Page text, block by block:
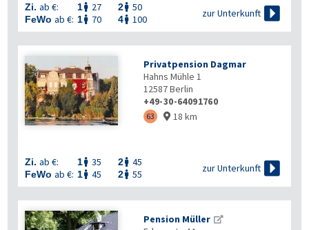
Zi. ab €: 1 27 2 50
FeWo ab €: 1 70 4 100
zur Unterkunft 
Privatpension Dagmar
Hahns Mühle 1
12587Berlin
+49-30-64091760
63  18 km
Zi. ab €: 1 35 2 45
FeWo ab €: 1 45 2 55
zur Unterkunft 
Pension Müller